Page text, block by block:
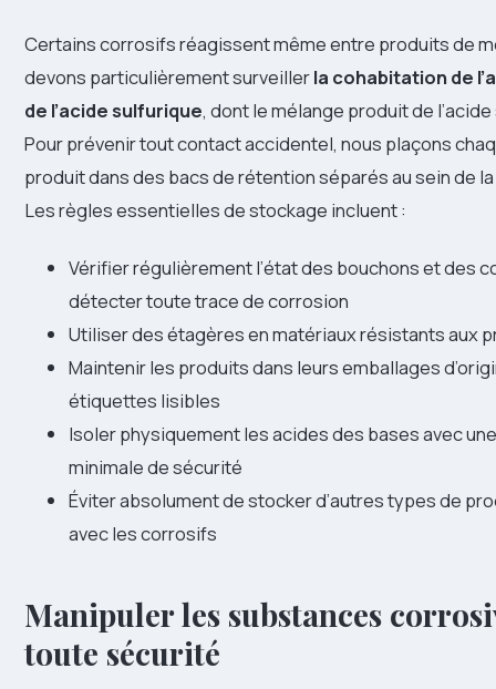
Certains corrosifs réagissent même entre produits de
devons particulièrement surveillerla cohabitation de
de l’acide sulfurique, dont le mélange produit de
Pour prévenir tout contact accidentel, nous plaçons
produit dans des bacs de rétention séparés au sein de
Les règles essentielles de stockage incluent :
Vérifier régulièrement l’état des bouchons et des
détecter toute trace de corrosion
Utiliser des étagères en matériaux résistants aux
Maintenir les produits dans leurs emballages
étiquettes lisibles
Isoler physiquement les acides des bases avec
minimale de sécurité
Éviter absolument de stocker d’autres types de
avec les corrosifs
Manipuler les substances
toute sécurité